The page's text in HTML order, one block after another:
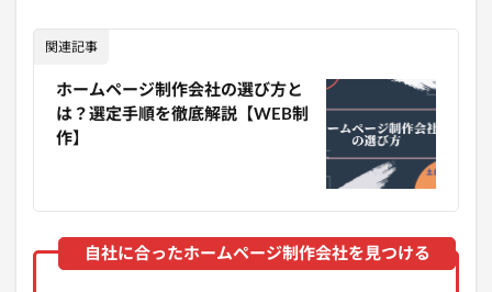
関連記事
ホームページ制作会社の選び方と
は？選定手順を徹底解説【WEB制
作】